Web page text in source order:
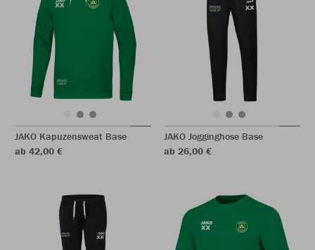
JAKO Kapuzensweat Base
ab 42,00 €
JAKO Jogginghose Base
ab 26,00 €